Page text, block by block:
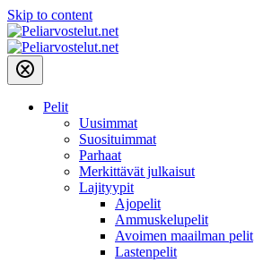
Skip to content
Pelit
Uusimmat
Suosituimmat
Parhaat
Merkittävät julkaisut
Lajityypit
Ajopelit
Ammuskelupelit
Avoimen maailman pelit
Lastenpelit